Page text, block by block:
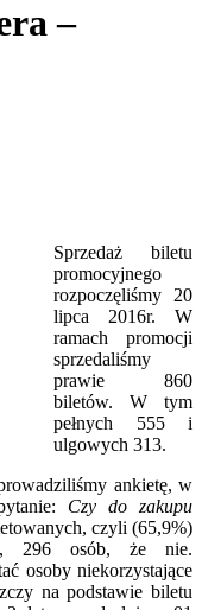
–
Sprzedaż biletu
promocyjnego
rozpoczęliśmy 20
lipca 2016r. W
ramach promocji
sprzedaliśmy
prawie 860
biletów. W tym
pełnych 555 i
ulgowych 313.
ankietę, w
Czy do zakupu
czyli (65,9%)
296 osób, że nie.
osoby niekorzystające
na podstawie biletu